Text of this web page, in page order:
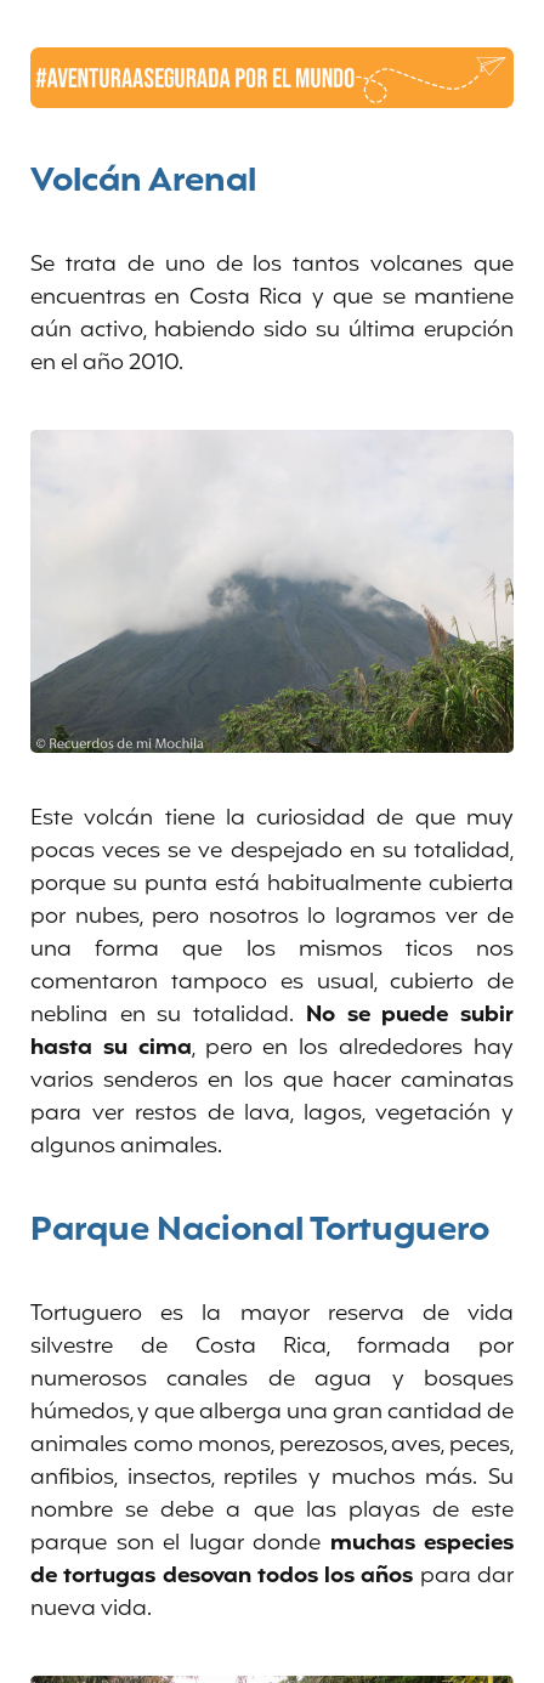
Volcán Arenal
Se trata de uno de los tantos volcanes que
encuentras en Costa Rica y que se mantiene
aún activo, habiendo sido su última erupción
en el año 2010.
Este volcán tiene la curiosidad de que muy
pocas veces se ve despejado en su totalidad,
porque su punta está habitualmente cubierta
por nubes, pero nosotros lo logramos ver de
una forma que los mismos ticos nos
comentaron tampoco es usual, cubierto de
neblina en su totalidad. No se puede subir
hasta su cima, pero en los alrededores hay
varios senderos en los que hacer caminatas
para ver restos de lava, lagos, vegetación y
algunos animales.
Parque Nacional Tortuguero
Tortuguero es la mayor reserva de vida
silvestre de Costa Rica, formada por
numerosos canales de agua y bosques
húmedos, y que alberga una gran cantidad de
animales como monos, perezosos, aves, peces,
anfibios, insectos, reptiles y muchos más. Su
nombre se debe a que las playas de este
parque son el lugar donde muchas especies
de tortugas desovan todos los años para dar
nueva vida.